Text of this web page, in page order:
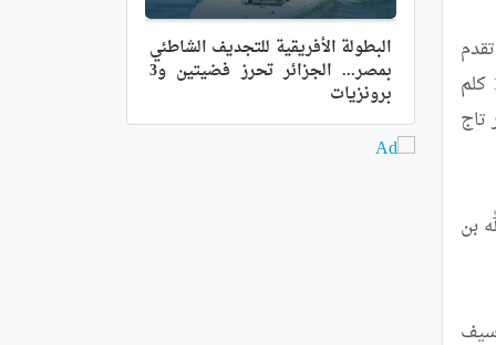
البطولة الأفريقية للتجديف الشاطئي
بمصر... الجزائر تحرز فضيتين و3
برونزيات